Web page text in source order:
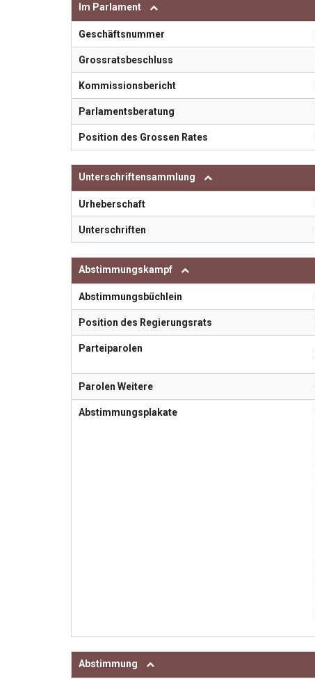
Im Parlament
Geschäftsnummer
Grossratsbeschluss
Kommissionsbericht
Parlamentsberatung
Position des Grossen Rates
Unterschriftensammlung
Urheberschaft
Unterschriften
Abstimmungskampf
Abstimmungsbüchlein
Position des Regierungsrats
Parteiparolen
Parolen Weitere
Abstimmungsplakate
Abstimmung